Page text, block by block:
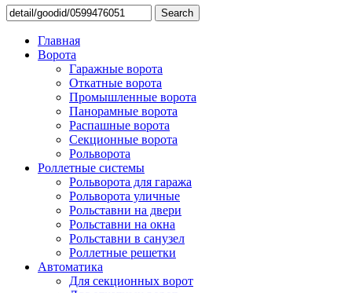
Search
Главная
Ворота
Гаражные ворота
Откатные ворота
Промышленные ворота
Панорамные ворота
Распашные ворота
Секционные ворота
Рольворота
Роллетные системы
Рольворота для гаража
Рольворота уличные
Рольставни на двери
Рольставни на окна
Рольставни в санузел
Роллетные решетки
Автоматика
Для секционных ворот